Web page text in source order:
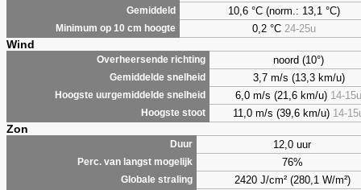
Gemiddeld 10,6 °C (norm.: 13,1 °C)
Minimum op 10 cm hoogte 0,2°C 24-25u
Wind
Overheersende richting noord (10°)
Gemiddelde snelheid 3,7 m/s (13,3 km/u)
Hoogste uurgemiddelde snelheid 6,0 m/s (21,6 km/u) 14-15u
Hoogste stoot 11,0 m/s (39,6 km/u) 14-
Zon
Duur 12,0 uur
Perc. van langst mogelijk 76%
Globale straling 2420 J/cm² (280,1 W/m²)